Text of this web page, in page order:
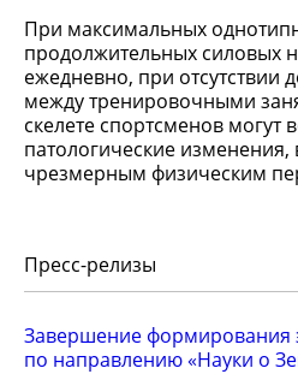
При максимальных
продолжительных силовых
ежедневно, при отсутствии
между тренировочными
скелете спортсменов могут
патологические
чрезмерным физическим
Пресс-релизы
Завершение формирования
по направлению «Науки о